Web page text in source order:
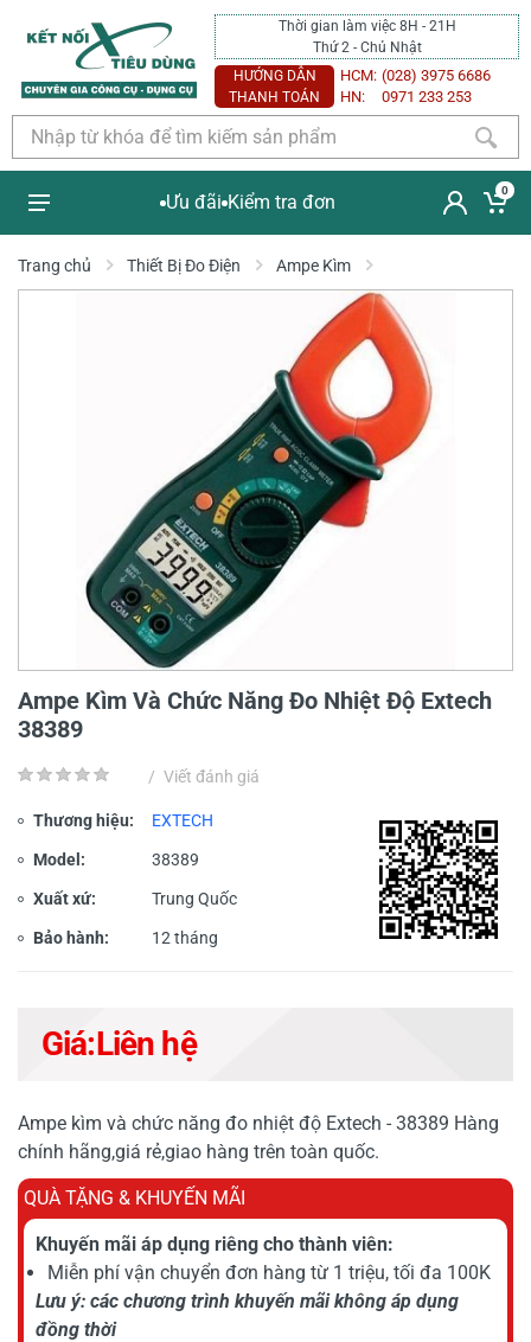
Thời gian làm việc 8H - 21H
Thứ 2 - Chủ Nhật
HƯỚNG DẪN
THANH TOÁN
HCM: (028) 3975 6686
HN:
0971 233 253
Ưu đãi Kiểm tra đơn
0
Trang chủ Thiết Bị Đo Điện Ampe Kìm
Ampe Kìm Và Chức Năng Đo Nhiệt Độ Extech
38389
/ Viết đánh giá
Thương hiệu: EXTECH
Model: 38389
Xuất xứ: Trung Quốc
Bảo hành: 12 tháng
Giá:Liên hệ
Ampe kìm và chức năng đo nhiệt độ Extech - 38389 Hàng
chính hãng,giá rẻ,giao hàng trên toàn quốc.
QUÀ TẶNG & KHUYẾN MÃI
Khuyến mãi áp dụng riêng cho thành viên:
Miễn phí vận chuyển đơn hàng từ 1 triệu, tối đa 100K
Lưu ý: các chương trình khuyến mãi không áp dụng
đồng thời